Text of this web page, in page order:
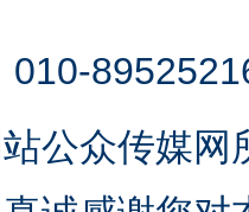
公众传媒